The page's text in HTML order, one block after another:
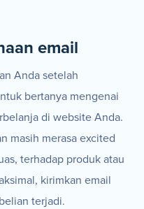
email
Anda setelah
bertanya mengenai
di website Anda.
masih merasa excited
terhadap produk atau
kirimkan email
terjadi.